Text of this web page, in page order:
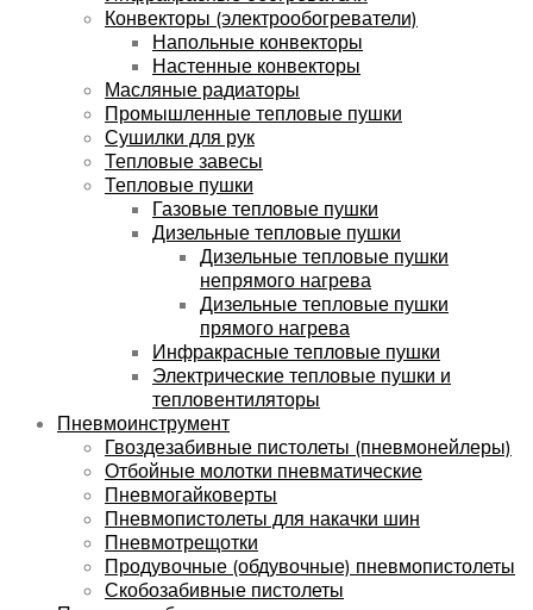
Конвекторы (электрообогреватели)
Напольные конвекторы
Настенные конвекторы
Масляные радиаторы
Промышленные тепловые пушки
Сушилки для рук
Тепловые завесы
Тепловые пушки
Газовые тепловые пушки
Дизельные тепловые пушки
Дизельные тепловые пушки
непрямого нагрева
Дизельные тепловые пушки
прямого нагрева
Инфракрасные тепловые пушки
Электрические тепловые пушки и
тепловентиляторы
Пневмоинструмент
Гвоздезабивные пистолеты (пневмонейлеры)
Отбойные молотки пневматические
Пневмогайковерты
Пневмопистолеты для накачки шин
Пневмотрещотки
Продувочные (обдувочные) пневмопистолеты
Скобозабивные пистолеты